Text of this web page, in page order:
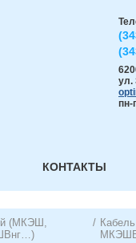
ул.
пн-
КОНТАКТЫ
(МКЭШ,
/ Кабель